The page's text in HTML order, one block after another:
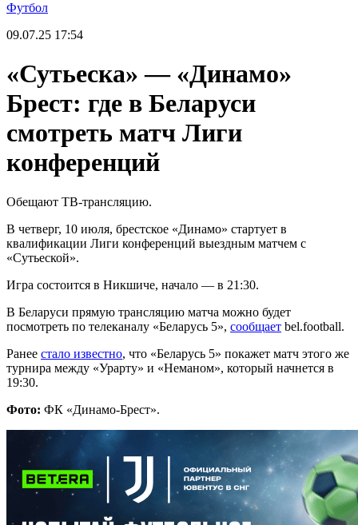
Футбол
09.07.25 17:54
«Сутьеска» — «Динамо»
Брест: где в Беларуси
смотреть матч Лиги
конференций
Обещают ТВ-трансляцию.
В четверг, 10 июля, брестское «Динамо» стартует в
квалификации Лиги конференций выездным матчем с
«Сутьеской».
Игра состоится в Никшиче, начало — в 21:30.
В Беларуси прямую трансляцию матча можно будет
посмотреть по телеканалу «Беларусь 5», сообщает bel.football.
Ранее стало известно, что «Беларусь 5» покажет матч этого же
турнира между «Урарту» и «Неманом», который начнется в
19:30.
Фото: ФК «Динамо-Брест».